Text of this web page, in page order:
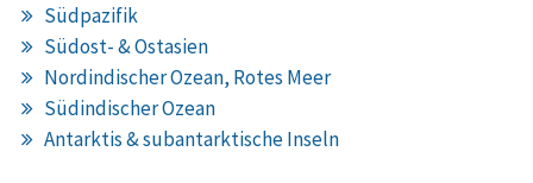
Südpazifik
Südost- & Ostasien
Nordindischer Ozean, Rotes Meer
Südindischer Ozean
Antarktis & subantarktische Inseln